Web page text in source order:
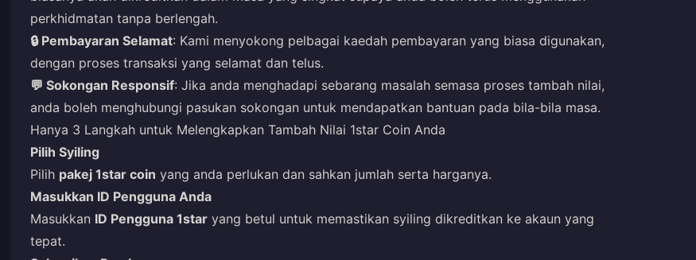
perkhidmatan tanpa berlengah.
🔒 Pembayaran Selamat: Kami menyokong pelbagai kaedah pembayaran yang biasa digunakan,
dengan proses transaksi yang selamat dan telus.
💬 Sokongan Responsif: Jika anda menghadapi sebarang masalah semasa proses tambah nilai,
anda boleh menghubungi pasukan sokongan untuk mendapatkan bantuan pada bila-bila masa.
Hanya 3 Langkah untuk Melengkapkan Tambah Nilai 1star Coin Anda
Pilih Syiling
Pilih pakej 1star coin yang anda perlukan dan sahkan jumlah serta harganya.
Masukkan ID Pengguna Anda
Masukkan ID Pengguna 1star yang betul untuk memastikan syiling dikreditkan ke akaun yang
tepat.